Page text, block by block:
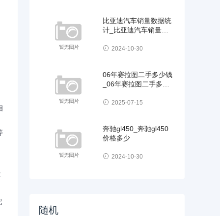
比亚迪汽车销量数据统
计_比亚迪汽车销量数
2024-10-30
06年赛拉图二手多少钱
_06年赛拉图二手多少
2025-07-15
奔驰gl450_奔驰gl450
价格多少
2024-10-30
随机